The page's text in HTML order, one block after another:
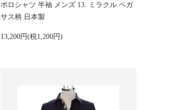
ポロシャツ 半袖 メンズ 13. ミラクル ペガ
サス柄 日本製
13,200円(税1,200円)